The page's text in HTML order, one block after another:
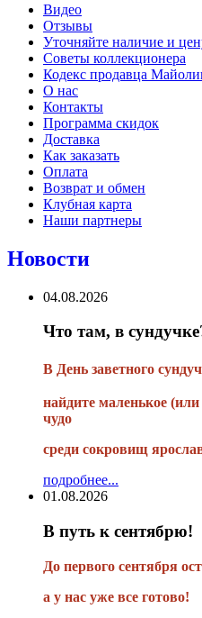
Видео
Отзывы
Уточняйте наличие и
Советы коллекционера
Кодекс продавца
О нас
Контакты
Программа скидок
Доставка
Как заказать
Оплата
Возврат и обмен
Клубная карта
Наши партнеры
Новости
04.08.2026
Что там, в
В День заветного
найдите маленькое (или
чудо
среди сокровищ
подробнее...
01.08.2026
В путь к сентябрю!
До первого сентября
а у нас уже все готово!